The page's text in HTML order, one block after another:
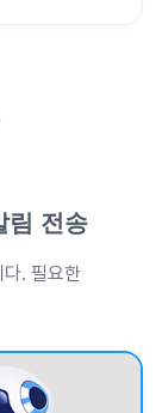
림 전송
. 필요한